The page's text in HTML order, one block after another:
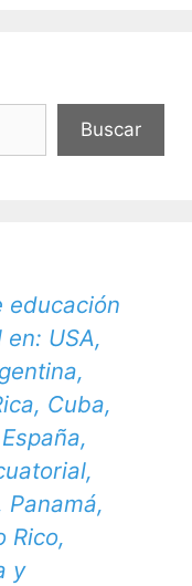
Buscar
educación
USA,
Cuba,
Panamá,
Rico,
y